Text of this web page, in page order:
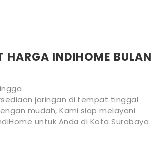
HARGA INDIHOME BULAN
jaringan di tempat tinggal
mudah, Kami siap melayani
untuk Anda di Kota Surabaya